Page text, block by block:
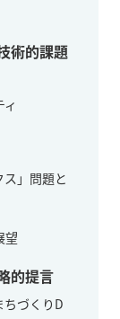
術的課題
」問題と
望
的提言
づくりD